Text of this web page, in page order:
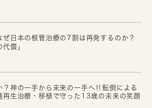
ぜ日本の根管治療の7割は再発するのか？
償」
？神の一手から未来の一手へ‼転倒による
再生治療・移植で守った13歳の未来の笑顔